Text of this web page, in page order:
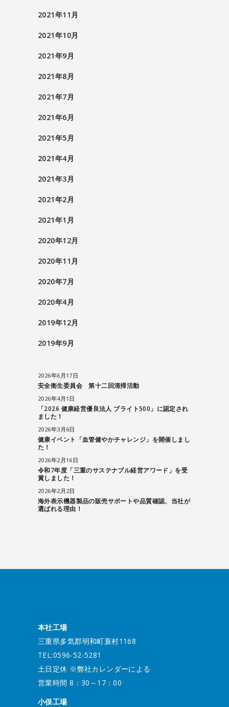
2021年11月
2021年10月
2021年9月
2021年8月
2021年7月
2021年6月
2021年5月
2021年4月
2021年3月
2021年2月
2021年1月
2020年12月
2020年11月
2020年7月
2020年4月
2019年12月
2019年9月
2026年6月17日
安全衛生委員会 第十二回清掃活動
2026年4月1日
「2026 健康経営優良法人 ブライト500」に認定され
ました！
2026年3月6日
健康イベント「血管健やかチャレンジ」を開催しまし
た！
2026年2月16日
令和7年度「三重のサステナブル経営アワード」を受
賞しました！
2026年2月2日
海外表示機器製品の販売サポートや品質確認、当社が
選ばれる理由！
本社工場
三重県多気郡明和町蓑村1168
TEL:0596-52-5281
土日定休 ※弊社カレンダーによる
営業時間 8：30～17：00
小俣工場